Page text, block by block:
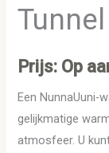
Tunnel
Prijs: Op
Een NunnaUuni-
gelijkmatige
atmosfeer. U